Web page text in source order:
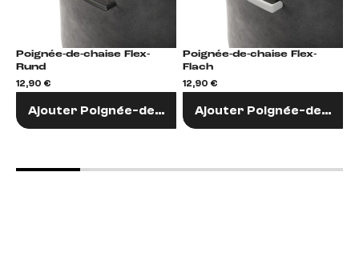
Poignée-de-chaise Flex-
Rund
12,90 €
Ajouter Poignée-de-chaise
Poignée-de-chaise Flex-
Flach
12,90 €
Ajouter Poignée-de-